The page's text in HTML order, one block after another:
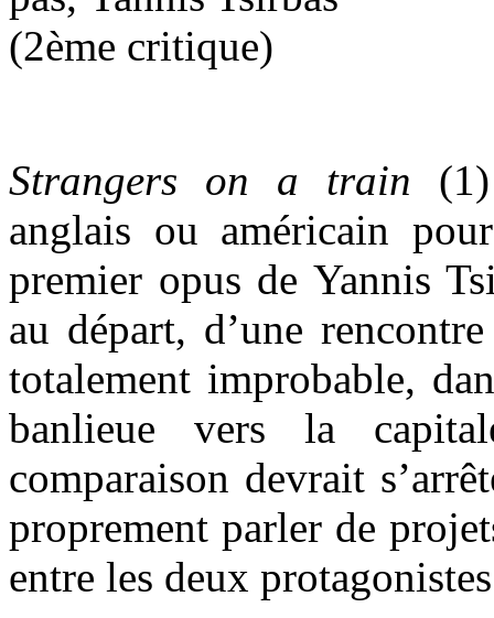
Strangers on a train
anglais ou américain
premier opus de Yannis
au départ, d’une
totalement improbable,
banlieue vers la
comparaison devrait
proprement parler de
entre les deux